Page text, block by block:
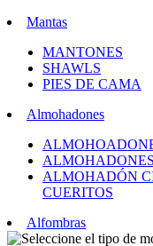
Mantas
MANTONES
SHAWLS
PIES DE CAMA
Almohadones
ALMOHADÓN
CUERITOS
Alfombras